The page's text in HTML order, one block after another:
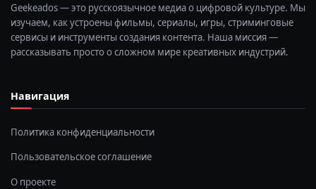
Geekeados — это русскоязычное медиа о цифровой культуре. Мы
изучаем, как устроены фильмы, сериалы, игры, стриминговые
сервисы и инструменты создания контента. Наша миссия —
рассказывать просто о сложном мире креативных индустрий.
Навигация
Политика конфиденциальности
Пользовательское соглашение
О проекте